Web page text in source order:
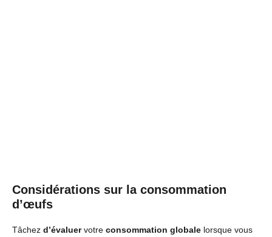
Considérations sur la consommation
d’œufs
Tâchez d’évaluervotre consommation globale lorsque vous